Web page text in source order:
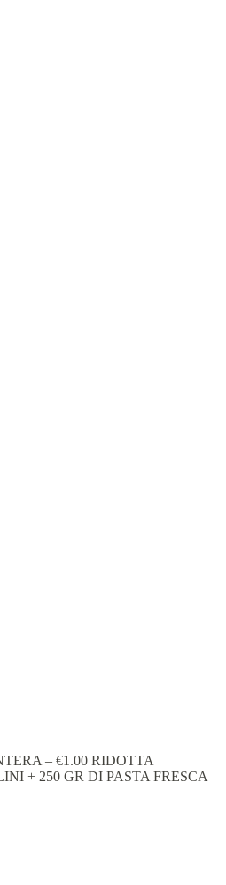
– €1.00 RIDOTTA
+ 250 GR DI PASTA FRESCA